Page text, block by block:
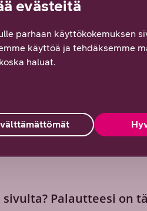
SP2/SP3, Vista SP1/SP1,
Internet Explorer 6.0 tai
10.0 tai uudempi, Chrome
Palautteesi on
evästeitä
parhaan käyttökokemuksen
käyttöä ja tehdäksemme
haluat.